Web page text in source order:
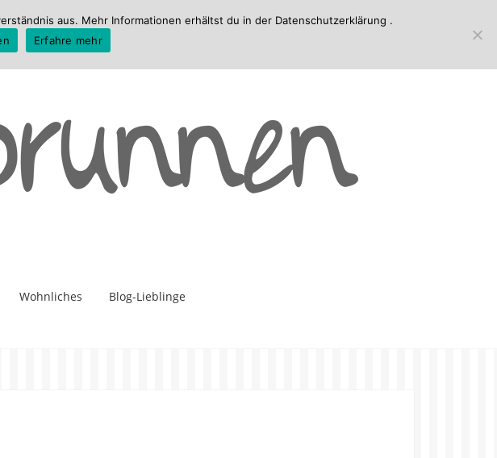
Wohnliches Blog-Lieblinge
aus. Mehr Informationen erhältst du in der Datenschutzerklärung .
Erfahre mehr